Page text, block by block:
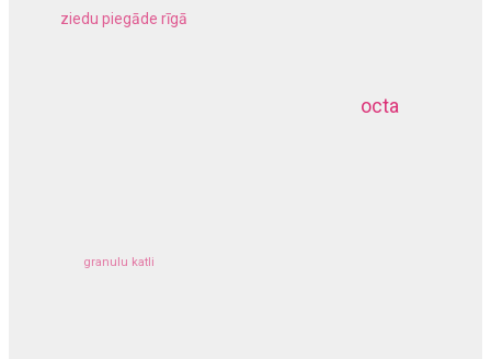
octa
ziedu piegāde rīgā
granulu katli
dziļurbums